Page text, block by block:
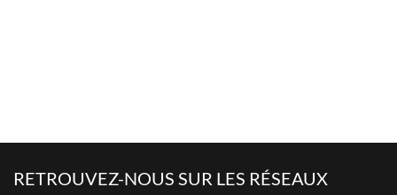
RETROUVEZ-NOUS SUR LES RÉSEAUX